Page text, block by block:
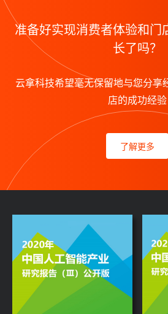
准备好实现消费者体验和门
长了吗？
云拿科技希望毫无保留地与您分享
店的成功经验
了解更多